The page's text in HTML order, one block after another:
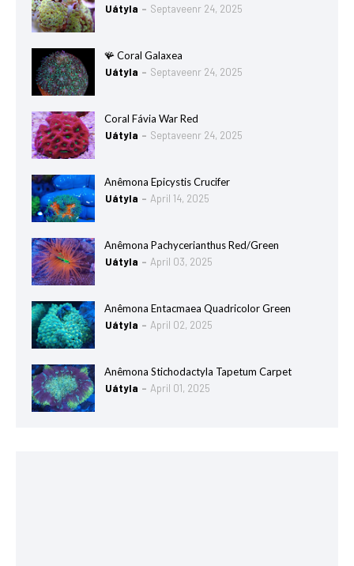
Uátyla
Septaveenr 24, 2025
🪸 Coral Galaxea
Uátyla
Septaveenr 24, 2025
Coral Fávia War Red
Uátyla
Septaveenr 24, 2025
Anêmona Epicystis Crucifer
Uátyla
April 14, 2025
Anêmona Pachycerianthus Red/Green
Uátyla
April 03, 2025
Anêmona Entacmaea Quadricolor Green
Uátyla
April 02, 2025
Anêmona Stichodactyla Tapetum Carpet
Uátyla
April 01, 2025